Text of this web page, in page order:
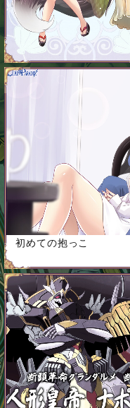
初めての抱っこ